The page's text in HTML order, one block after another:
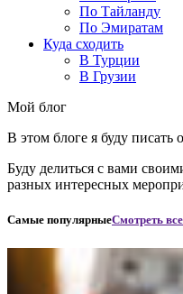
По Тайланду
По Эмиратам
Куда сходить
В Турции
В Грузии
Мой блог
В этом блоге я буду писать
Буду делиться с вами
разных интересных
Самые популярныеСмотреть все